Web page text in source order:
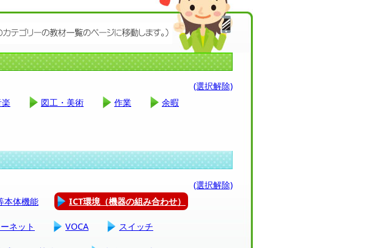
(選択解除)
図工・美術 作業 余暇
(選択解除)
本体機能 ICT環境（機器の組み合わせ）
ネット VOCA スイッチ